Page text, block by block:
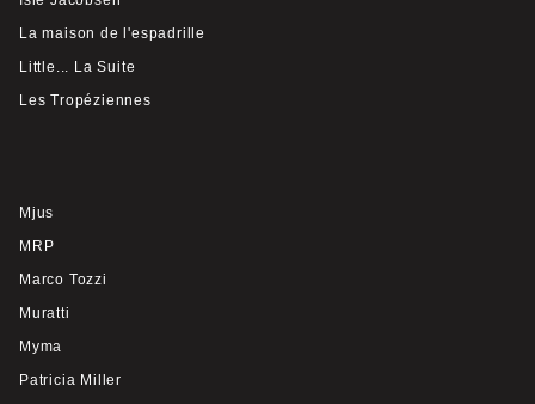
La maison de l'espadrille
Little... La Suite
Les Tropéziennes
Mjus
MRP
Marco Tozzi
Muratti
Myma
Patricia Miller